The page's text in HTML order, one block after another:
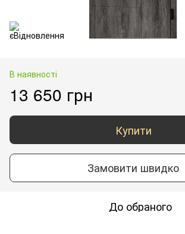
В наявності
13 650 грн
Купити
Замовити швидко
До обраного